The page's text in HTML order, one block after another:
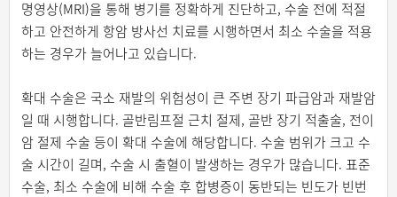
명영상(MRI)을 통해 병기를 정확하게 진단하고, 수술 전에 적절
하고 안전하게 항암 방사선 치료를 시행하면서 최소 수술을 적용
하는 경우가 늘어나고 있습니다.
확대 수술은 국소 재발의 위험성이 큰 주변 장기 파급암과 재발암
일 때 시행합니다. 골반림프절 근치 절제, 골반 장기 적출술, 전이
암 절제 수술 등이 확대 수술에 해당합니다. 수술 범위가 크고 수
술 시간이 길며, 수술 시 출혈이 발생하는 경우가 많습니다. 표준
수술, 최소 수술에 비해 수술 후 합병증이 동반되는 빈도가 빈번